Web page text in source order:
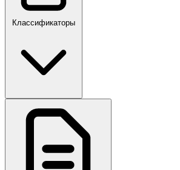
ПР,Р,ПМГ,РМГ
Классификаторы